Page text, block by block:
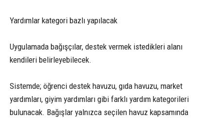
Yardımlar kategori bazlı yapılacak
Uygulamada bağışçılar, destek vermek istedikleri alanı
kendileri belirleyebilecek.
Sistemde; öğrenci destek havuzu, gıda havuzu, market
yardımları, giyim yardımları gibi farklı yardım kategorileri
bulunacak. Bağışlar yalnızca seçilen havuz kapsamında